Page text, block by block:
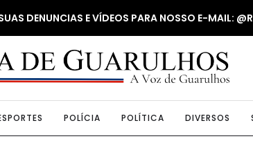
DENUNCIAS E VÍDEOS PARA NOSSO E-MAIL:
POLÍCIA POLÍTICA DIVERSOS